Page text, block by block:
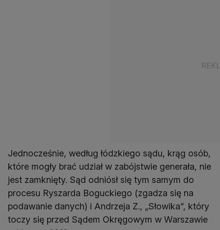
Jednocześnie, według łódzkiego sądu, krąg osób,
które mogły brać udział w zabójstwie generała, nie
jest zamknięty. Sąd odniósł się tym samym do
procesu Ryszarda Boguckiego (zgadza się na
podawanie danych) i Andrzeja Z., „Słowika”, który
toczy się przed Sądem Okręgowym w Warszawie